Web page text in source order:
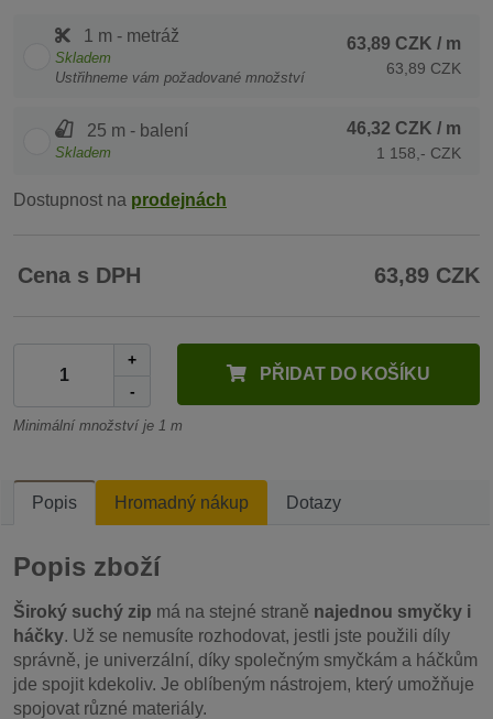
1 m - metráž
Skladem
Ustřihneme vám požadované množství
63,89 CZK / m
63,89 CZK
25 m - balení
Skladem
46,32 CZK / m
1 158,- CZK
Dostupnost na prodejnách
Cena s DPH 63,89 CZK
+
-
PŘIDAT DO KOŠÍKU
Minimální množství je 1 m
Popis Hromadný nákup Dotazy
Popis zboží
Široký suchý zip má na stejné straně najednou smyčky i
háčky. Už se nemusíte rozhodovat, jestli jste použili díly
správně, je univerzální, díky společným smyčkám a háčkům
jde spojit kdekoliv. Je oblíbeným nástrojem, který umožňuje
spojovat různé materiály.